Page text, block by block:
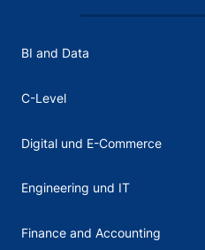
BI and Data
C-Level
Digital und E-Commerce
Engineering und IT
Finance and Accounting